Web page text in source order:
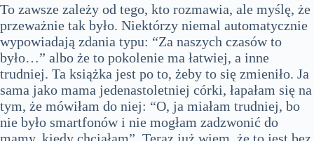
To zawsze zależy od tego, kto rozmawia, ale myślę, że
przeważnie tak było. Niektórzy niemal automatycznie
wypowiadają zdania typu: “Za naszych czasów to
było…” albo że to pokolenie ma łatwiej, a inne
trudniej. Ta książka jest po to, żeby to się zmieniło. Ja
sama jako mama jedenastoletniej córki, łapałam się na
tym, że mówiłam do niej: “O, ja miałam trudniej, bo
nie było smartfonów i nie mogłam zadzwonić do